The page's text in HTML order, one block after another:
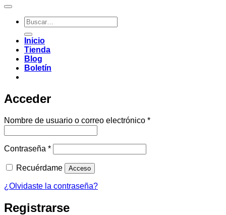
Buscar
por:
Inicio
Tienda
Blog
Boletín
Acceder
Nombre de usuario o correo electrónico *Obligatorio
Contraseña *Obligatorio
Recuérdame Acceso
¿Olvidaste la contraseña?
Registrarse